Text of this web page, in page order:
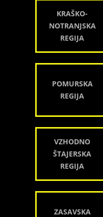
KRAŠKO-
NOTRANJSKA
REGIJA
POMURSKA
REGIJA
VZHODNO
ŠTAJERSKA
REGIJA
ZASAVSKA